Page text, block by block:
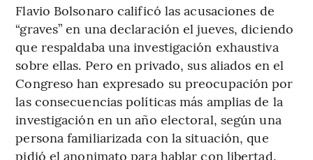
Flavio Bolsonaro calificó las acusaciones de
“graves” en una declaración el jueves, diciendo
que respaldaba una investigación exhaustiva
sobre ellas. Pero en privado, sus aliados en el
Congreso han expresado su preocupación por
las consecuencias políticas más amplias de la
investigación en un año electoral, según una
persona familiarizada con la situación, que
pidió el anonimato para hablar con libertad.